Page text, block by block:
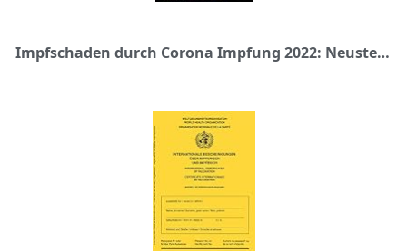
Impfschaden durch Corona Impfung 2022: Neuste Daten, Zahlen, Fakten und Beweise